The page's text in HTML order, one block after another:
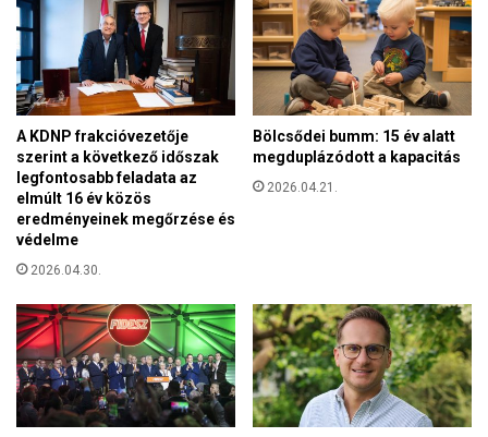
é
k
i
a
k
c
i
ó
c
s
o
p
r
t
t
á
s
á
é
r
t
t
ü
e
t
e
k
W
a
A KDNP frakcióvezetője
szerint a következő időszak
legfontosabb feladata az
elmúlt 16 év közös
eredményeinek megőrzése és
védelme
2026.04.30.
Bölcsődei bumm: 15 év alatt
megduplázódott a kapacitás
2026.04.21.